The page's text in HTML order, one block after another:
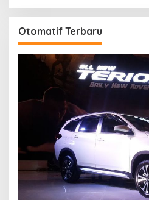
Otomatif Terbaru